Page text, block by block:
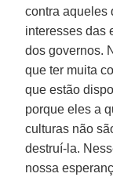
contra aqueles
interesses das
dos governos.
que ter muita
que estão
porque eles a
culturas não
destruí-la.
nossa